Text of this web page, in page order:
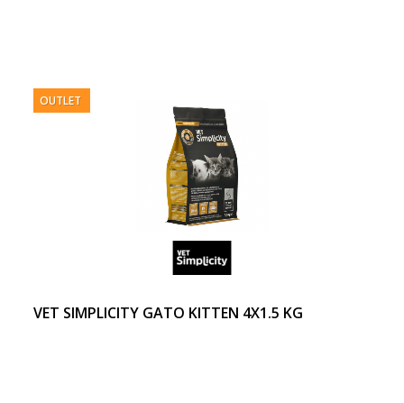
OUTLET
VET SIMPLICITY GATO KITTEN 4X1.5 KG